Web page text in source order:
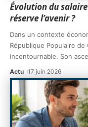
Évolution du
réserve l’avenir ?
Dans un contexte
République Populaire
incontournable. Son
Actu 17 juin 2026